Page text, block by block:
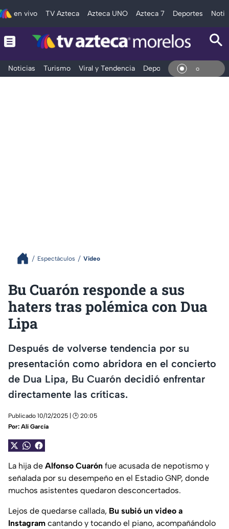
en vivo TV Azteca Azteca UNO Azteca 7 Deportes
Noticias Turismo Viral y Tendencia Deportes Espectáculos
En
Espectáculos Video
Bu Cuarón responde a sus
haters tras polémica con Dua
Lipa
Después de volverse tendencia por su
presentación como abridora en el concierto
de Dua Lipa, Bu Cuarón decidió enfrentar
directamente las críticas.
Publicado 10/12/2025 | 🕑 20:05
Por: Alí García
La hija de Alfonso Cuarón fue acusada de nepotismo y
señalada por su desempeño en el Estadio GNP, donde
muchos asistentes quedaron desconcertados.
Lejos de quedarse callada, Bu subió un video a
Instagram cantando y tocando el piano, acompañándolo